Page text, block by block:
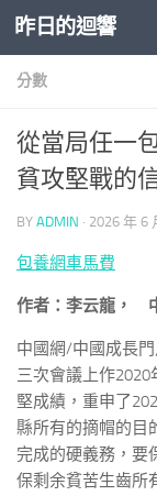
Skip to content
昨日的迴響
分數
從當局任一
貧攻堅戰的
BY ADMIN · 2026 年 6
包養網車馬費
作者：李云龍，
中國網/中國成長
三次會議上作
堅成績，重申了
縣所有的摘帽的目
完成的硬義務，要
保剩余貧苦生齒所